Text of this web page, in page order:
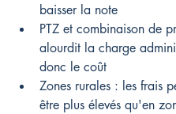
baisser la note
PTZ et combinaison de
alourdit la charge
donc le coût
Zones rurales : les frais
être plus élevés qu'en